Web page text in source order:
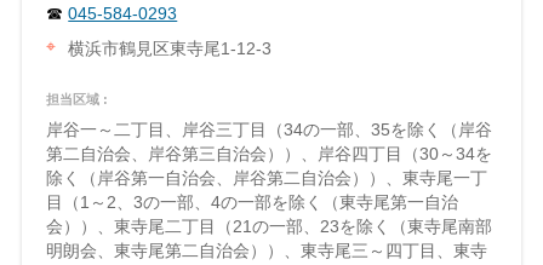
045-584-0293
横浜市鶴見区東寺尾1-12-3
担当区域 :
岸谷一～二丁目、岸谷三丁目（34の一部、35を除く（岸谷
第二自治会、岸谷第三自治会））、岸谷四丁目（30～34を
除く（岸谷第一自治会、岸谷第二自治会））、東寺尾一丁
目（1～2、3の一部、4の一部を除く（東寺尾第一自治
会））、東寺尾二丁目（21の一部、23を除く（東寺尾南部
明朗会、東寺尾第二自治会））、東寺尾三～四丁目、東寺